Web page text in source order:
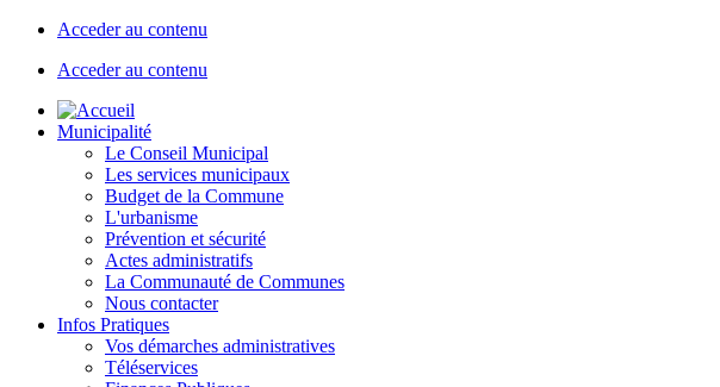
Acceder au contenu
Acceder au contenu
Municipalité
Le Conseil Municipal
Les services municipaux
Budget de la Commune
L'urbanisme
Prévention et sécurité
Actes administratifs
La Communauté de Communes
Nous contacter
Infos Pratiques
Vos démarches administratives
Téléservices